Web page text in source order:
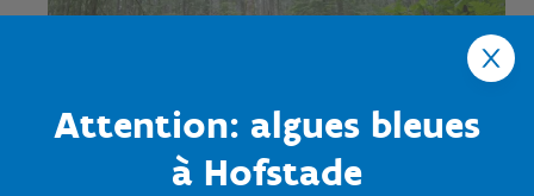
Attention: algues bleues
à Hofstade